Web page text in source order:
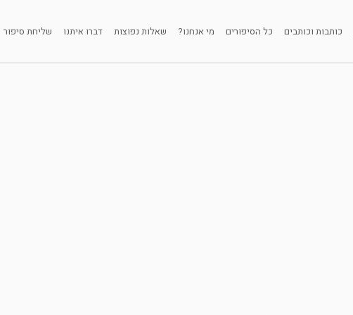
כותבות וכותבים כל הסיפורים מי אנחנו? שאלות נפוצות דברו איתנו שליחת סיפור